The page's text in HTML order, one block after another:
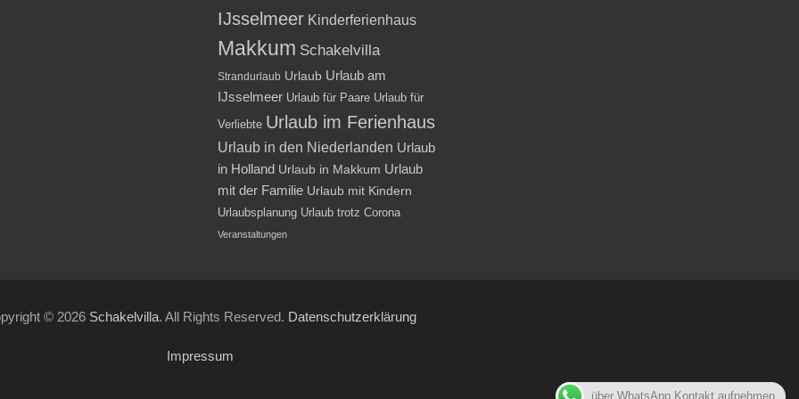
IJsselmeer Kinderferienhaus
Makkum Schakelvilla
Strandurlaub Urlaub Urlaub am
IJsselmeer Urlaub für Paare Urlaub für
Verliebte Urlaub im Ferienhaus
Urlaub in den Niederlanden Urlaub
in Holland Urlaub in Makkum Urlaub
mit der Familie Urlaub mit Kindern
Urlaubsplanung Urlaub trotz Corona
Veranstaltungen
© 2026 Schakelvilla. All Rights Reserved. Datenschutzerklärung
Impressum
über WhatsApp Kontakt aufnehmen